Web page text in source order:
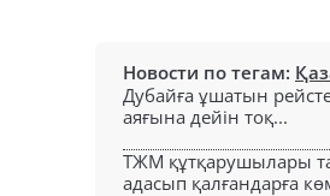
Новости по тегам:
Дубайға ұшатын
аяғына дейін тоқ...
ТЖМ құтқарушылары
адасып қалғандарға